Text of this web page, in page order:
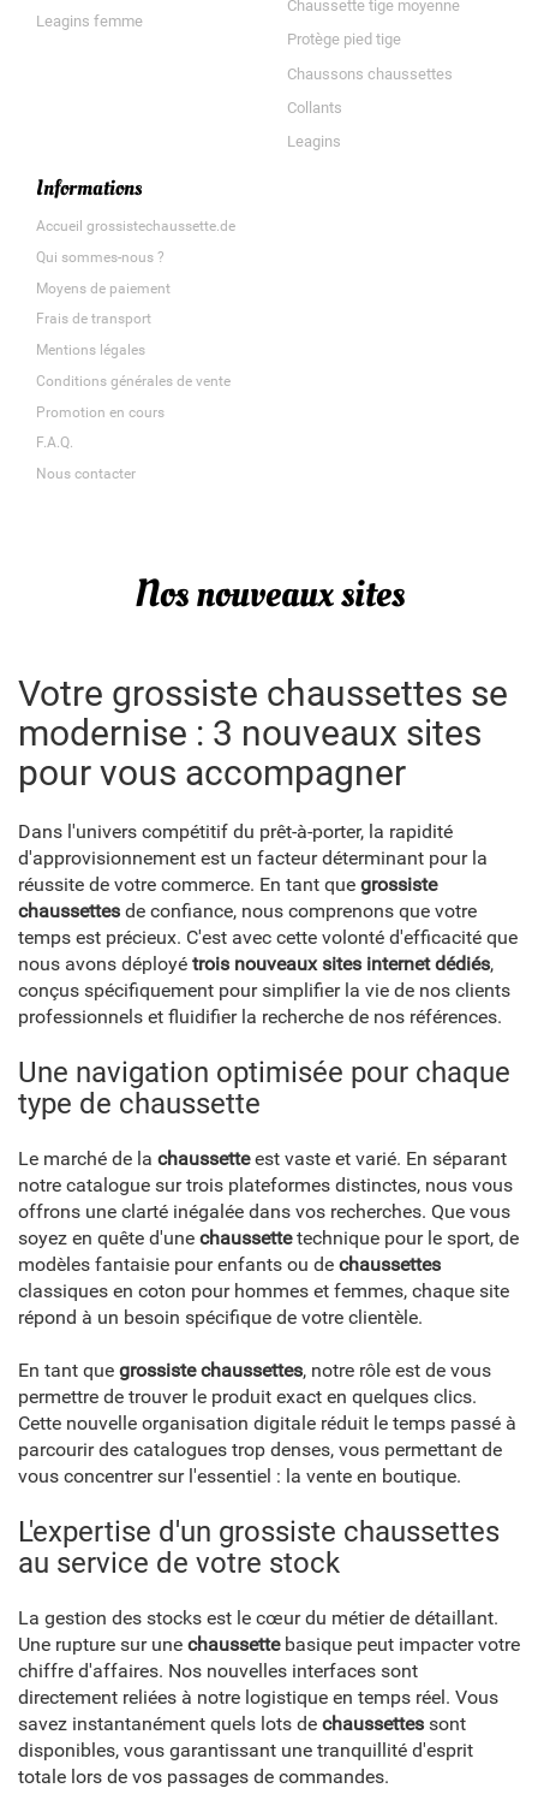
Leagins femme
Chaussette tige moyenne
Protège pied tige
Chaussons chaussettes
Collants
Leagins
Informations
Accueil grossistechaussette.de
Qui sommes-nous ?
Moyens de paiement
Frais de transport
Mentions légales
Conditions générales de vente
Promotion en cours
F.A.Q.
Nous contacter
Nos nouveaux sites
Votre grossiste chaussettes se
modernise : 3 nouveaux sites
pour vous accompagner
Dans l'univers compétitif du prêt-à-porter, la rapidité
d'approvisionnement est un facteur déterminant pour la
réussite de votre commerce. En tant que grossiste
chaussettes de confiance, nous comprenons que votre
temps est précieux. C'est avec cette volonté d'efficacité que
nous avons déployé trois nouveaux sites internet dédiés,
conçus spécifiquement pour simplifier la vie de nos clients
professionnels et fluidifier la recherche de nos références.
Une navigation optimisée pour chaque
type de chaussette
Le marché de la chaussetteest vaste et varié. En séparant
notre catalogue sur trois plateformes distinctes, nous vous
offrons une clarté inégalée dans vos recherches. Que vous
soyez en quête d'une chaussettetechnique pour le sport, de
modèles fantaisie pour enfants ou de chaussettes
classiques en coton pour hommes et femmes, chaque site
répond à un besoin spécifique de votre clientèle.
En tant que grossiste chaussettes, notre rôle est de vous
permettre de trouver le produit exact en quelques clics.
Cette nouvelle organisation digitale réduit le temps passé à
parcourir des catalogues trop denses, vous permettant de
vous concentrer sur l'essentiel : la vente en boutique.
L'expertise d'un grossiste chaussettes
au service de votre stock
La gestion des stocks est le cœur du métier de détaillant.
Une rupture sur une chaussettebasique peut impacter votre
chiffre d'affaires. Nos nouvelles interfaces sont
directement reliées à notre logistique en temps réel. Vous
savez instantanément quels lots de chaussettes sont
disponibles, vous garantissant une tranquillité d'esprit
totale lors de vos passages de commandes.